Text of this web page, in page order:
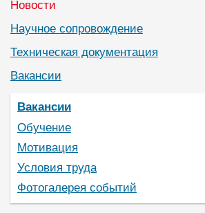
Новости
Научное сопровождение
Техническая документация
Вакансии
Вакансии
Обучение
Мотивация
Условия труда
Фотогалерея событий